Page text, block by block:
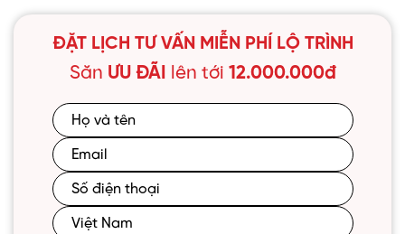
ĐẶT LỊCH TƯ VẤN MIỄN PHÍ LỘ TRÌNH
Săn ƯU ĐÃI lên tới 12.000.000đ